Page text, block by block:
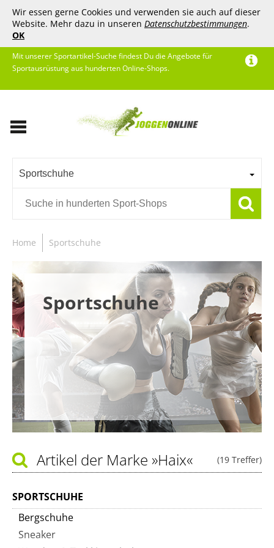
Wir essen gerne Cookies und verwenden sie auch auf dieser
Website. Mehr dazu in unseren Datenschutzbestimmungen.
OK
Mit unserer Sportartikel-Suche findest Du die Angebote für
Sportausrüstung aus hunderten Online-Shops.
Sportschuhe
Home Sportschuhe
Sportschuhe
(19 Treffer)
Artikel der Marke »Haix«
SPORTSCHUHE
Bergschuhe
Sneaker